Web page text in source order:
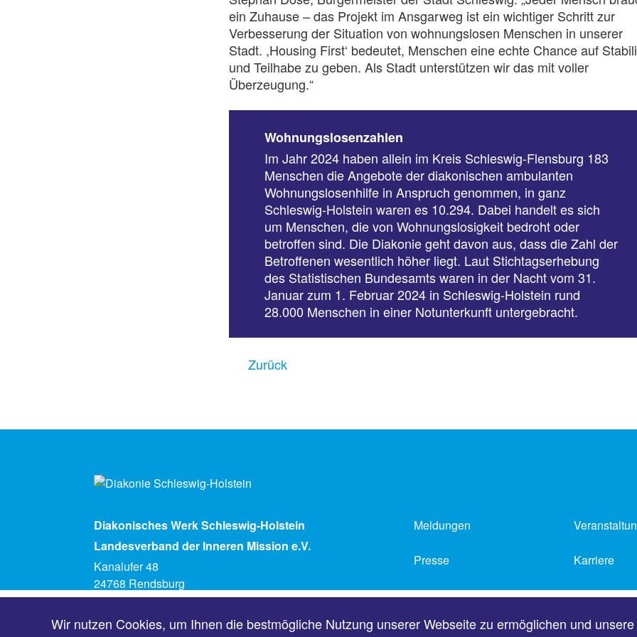
ein Zuhause – das Projekt im Ansgarweg ist ein wichtiger Schritt zur
Verbesserung der Situation von wohnungslosen Menschen in unserer
Stadt. ,Housing First‘ bedeutet, Menschen eine echte Chance auf
und Teilhabe zu geben. Als Stadt unterstützen wir das mit voller
Überzeugung.“
Wohnungslosenzahlen
Im Jahr 2024 haben allein im Kreis Schleswig-Flensburg 183
Menschen die Angebote der diakonischen ambulanten
Wohnungslosenhilfe in Anspruch genommen, in ganz
Schleswig-Holstein waren es 10.294. Dabei handelt es sich
um Menschen, die von Wohnungslosigkeit bedroht oder
betroffen sind. Die Diakonie geht davon aus, dass die Zahl der
Betroffenen wesentlich höher liegt. Laut Stichtagserhebung
des Statistischen Bundesamts waren in der Nacht vom 31.
Januar zum 1. Februar 2024 in Schleswig-Holstein rund
28.000 Menschen in einer Notunterkunft untergebracht.
Zurück
Diakonisches Werk Schleswig-Holstein
Landesverband der Inneren Mission e.V.
Kanalufer 48
24768 Rendsburg
info@diakonie-sh.de
Meldungen
Presse Karriere
Impressum Datenschutz
Wir nutzen Cookies, um Ihnen die bestmögliche Nutzung unserer Webseite zu ermöglichen und